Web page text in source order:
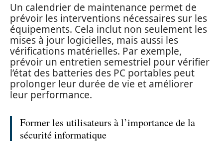
Un calendrier de maintenance permet de
prévoir les interventions nécessaires sur les
équipements. Cela inclut non seulement les
mises à jour logicielles, mais aussi les
vérifications matérielles. Par exemple,
prévoir un entretien semestriel pour vérifier
l’état des batteries des PC portables peut
prolonger leur durée de vie et améliorer
leur performance.
Former les utilisateurs à l’importance de la
sécurité informatique